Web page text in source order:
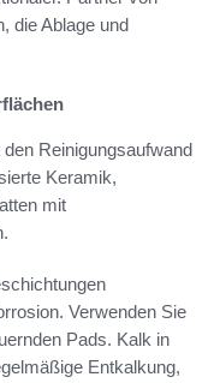
die Ablage und
Reinigungsaufwand
Keramik,
mit
Verwenden Sie
Pads. Kalk in
Entkalkung,